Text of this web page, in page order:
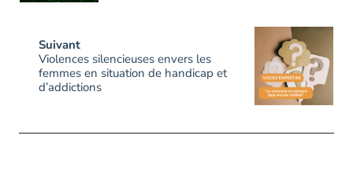
Suivant
Violences silencieuses envers les
femmes en situation de handicap et
d’addictions